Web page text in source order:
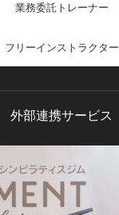
業務委託トレーナー
フリーインストラクター
外部連携サービス